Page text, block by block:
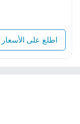
اطلع على الأسعار